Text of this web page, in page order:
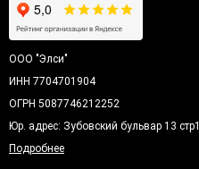
ООО "Элси"
ИНН 7704701904
ОГРН 5087746212252
Юр. адрес: Зубовский бульвар 13 стр1
Подробнее